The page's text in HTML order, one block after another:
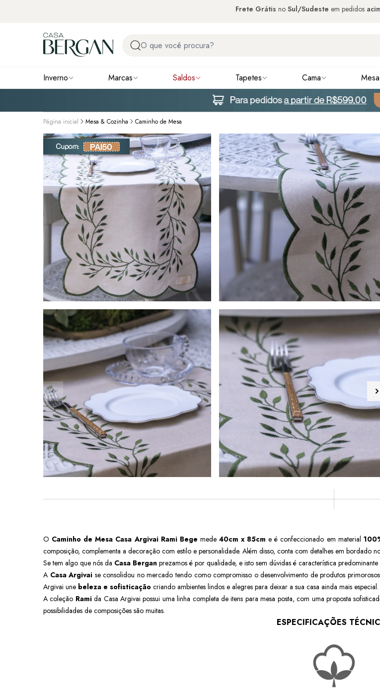
Frete Grátis no Sul/Sudeste em pedidos
Inverno Marcas Saldos Tapetes Cama
Página inicial Mesa & Cozinha Caminho de Mesa
O Caminho de Mesa Casa Argivai Rami Bege mede 40cm x 85cm e é confeccionado em material
composição, complementa a decoração com estilo e personalidade. Além disso, conta com detalhes em bordado
Se tem algo que nós da Casa Bergan prezamos é por qualidade, e isto sem dúvidas é característica
A Casa Argivai se consolidou no mercado tendo como compromisso o desenvolvimento de produtos
Argivai une beleza e sofisticação criando ambientes lindos e alegres para deixar a sua casa ainda mais especial.
A coleção Ramida Casa Argivai possui uma linha completa de itens para mesa posta, com uma proposta
possibilidades de composições são muitas.
ESPECIFICAÇÕES